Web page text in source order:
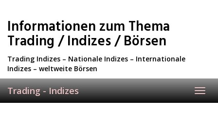
main
content
Informationen zum Thema
Trading / Indizes / Börsen
Trading Indizes – Nationale Indizes – Internationale
Indizes – weltweite Börsen
Trading - Indizes